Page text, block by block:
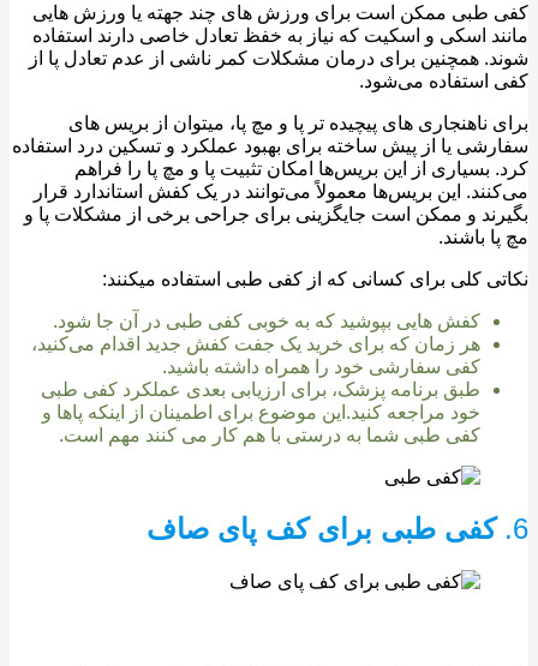
طبی ممکن است برای ورزش های چند جهته یا ورزش هایی
اسکی و اسکیت که نیاز به خفظ تعادل خاصی دارند استفاده
همچنین برای درمان مشکلات کمر ناشی از عدم تعادل پا از
استفاده می‌شود.
ناهنجاری های پیچیده تر پا و مچ پا، میتوان از بریس های
یا از پیش ساخته برای بهبود عملکرد و تسکین درد استفاده
بسیاری از این بریس‌ها امکان تثبیت پا و مچ پا را فراهم
این بریس‌ها معمولاً می‌توانند در یک کفش استاندارد قرار
و ممکن است جایگزینی برای جراحی برخی از مشکلات پا و
باشند.
کلی برای کسانی که از کفی طبی استفاده میکنند:
کفش هایی بپوشید که به خوبی کفی طبی در آن جا شود.
هر زمان که برای خرید یک جفت کفش جدید اقدام می‌کنید،
کفی سفارشی خود را همراه داشته باشید.
طبق برنامه پزشک، برای ارزیابی بعدی عملکرد کفی طبی
خود مراجعه کنید.این موضوع برای اطمینان از اینکه پاها و
کفی طبی شما به درستی با هم کار می کنند مهم است.
کفی طبی برای کف پای صاف